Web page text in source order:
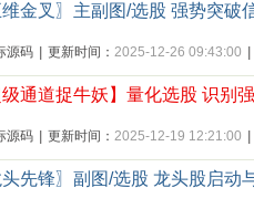
金叉〗主副图/选股 强势突破
源码 更新时间： 2025-12-26 09:43:00
通道捉牛妖】量化选股 识别
源码 更新时间： 2025-12-19 12:21:00
先锋〗副图/选股 龙头股启动